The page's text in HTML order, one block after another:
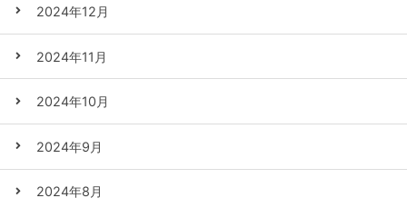
2024年12月
2024年11月
2024年10月
2024年9月
2024年8月